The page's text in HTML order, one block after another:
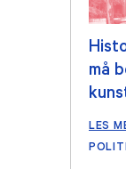
må
LES